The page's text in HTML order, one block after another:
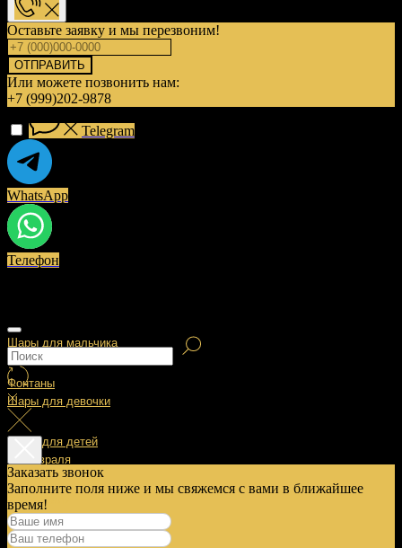
Шары для мальчика
Фонтаны
Шары для девочки
Шары для детей
14 Февраля
23 Февраля
8 Марта
Оставьте заявку и мы перезвоним!
ОТПРАВИТЬ
Или можете позвонить нам:
+7 (999)202-9878
Telegram
WhatsApp
Телефон
Заказать звонок
Заполните поля ниже и мы свяжемся с вами в ближайшее
время!